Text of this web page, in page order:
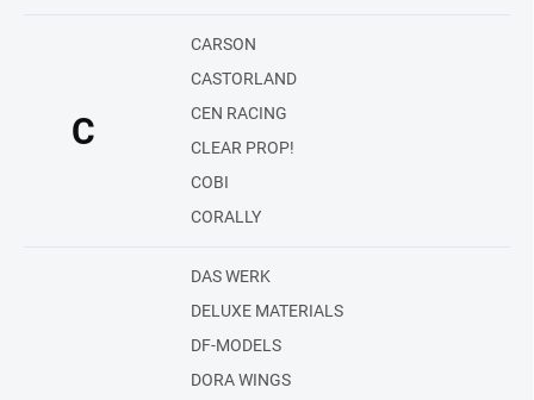
C
CARSON
CASTORLAND
CEN RACING
CLEAR PROP!
COBI
CORALLY
DAS WERK
DELUXE MATERIALS
DF-MODELS
DORA WINGS